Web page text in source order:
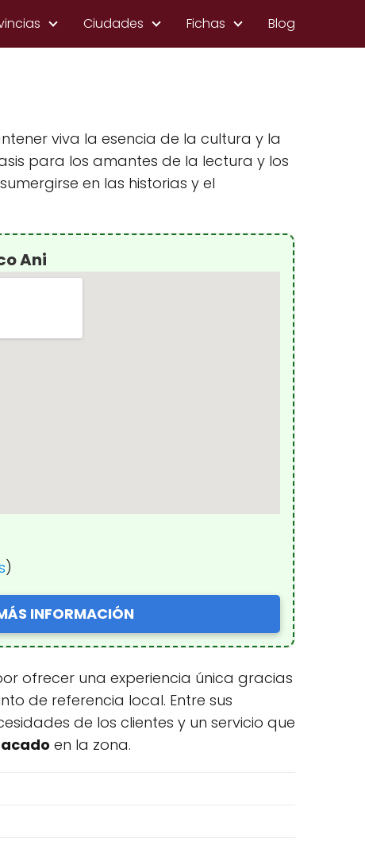
Ciudades Fichas Blog
viva la esencia de la cultura y la
para los amantes de la lectura y los
en las historias y el
Ani
)
INFORMACIÓN
ofrecer una experiencia única gracias
de referencia local. Entre sus
de los clientes y un servicio que
en la zona.